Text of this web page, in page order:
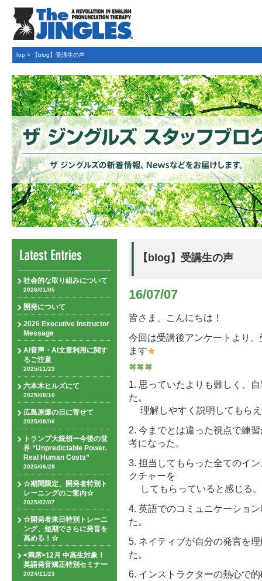
Top > 【blog】受講生の声
社会的な取り組みについて
2026/01/05
開発について
2026 Executive Instructor
Message
AI音声・AI文章利用に関す
るご注意
2025/11/23
六本木ヒルズにて
2025/08/10
広島原爆の日に寄せて
2025/08/06
トランプ大統領ー今後の世
界 “Unpredictable Power.
Real Human Costs”
2025/06/29
☆期間限定、開発者特別ト
レーニングのご案内☆
2025/02/07
☆開発者来日特別トレーニ
ング、短期でさらに発音を
高める！☆
<満席>12月 中高生対象！
英語発音矯正特別セミナー
2024/11/23
【blog】受講生の声
16/07/07
皆さま、こんにちは！
今回は受講後アンケートより
ます
1. 思っていたよりも難しく、
た。
理解しやすく説明してもら
2. 今までとは違った視点で練
考になった。
3. 担当してもらった全てのイ
クチャーを
してもらっていると感じる。
4. 英語でのコミュニケーショ
た。
5. ネイティブが自分の発言を
た。
6. インストラクターの熱心で